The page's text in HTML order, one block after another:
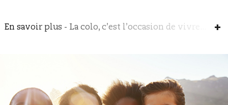
En savoir plus - La colo, c’est l’occasion de vivre...